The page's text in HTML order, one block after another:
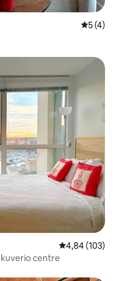
Vidutinis
5 (4)
Vidutinis
4,84 (103)
centre